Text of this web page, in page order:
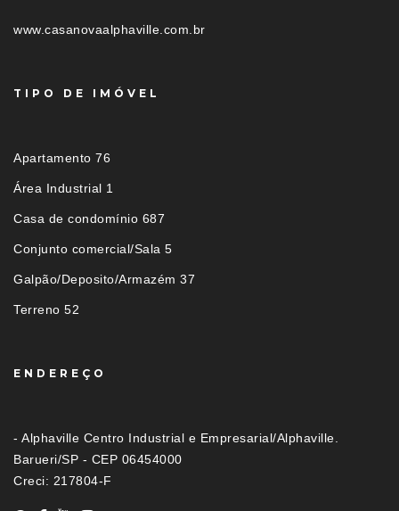
www.casanovaalphaville.com.br
TIPO DE IMÓVEL
Apartamento 76
Área Industrial 1
Casa de condomínio 687
Conjunto comercial/Sala 5
Galpão/Deposito/Armazém 37
Terreno 52
ENDEREÇO
- Alphaville Centro Industrial e Empresarial/Alphaville.
Barueri/SP - CEP 06454000
Creci: 217804-F